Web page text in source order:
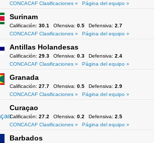
CONCACAF Clasificaciones »
Página del equipo »
Surinam
Calificación: 30.1 Ofensiva: 0.5 Defensiva: 2.7
CONCACAF Clasificaciones »
Página del equipo »
Antillas Holandesas
Calificación: 29.3 Ofensiva: 0.3 Defensiva: 2.4
CONCACAF Clasificaciones »
Página del equipo »
Granada
Calificación: 27.7 Ofensiva: 0.5 Defensiva: 2.9
CONCACAF Clasificaciones »
Página del equipo »
Curaçao
Calificación: 27.2 Ofensiva: 0.2 Defensiva: 2.5
CONCACAF Clasificaciones »
Página del equipo »
Barbados